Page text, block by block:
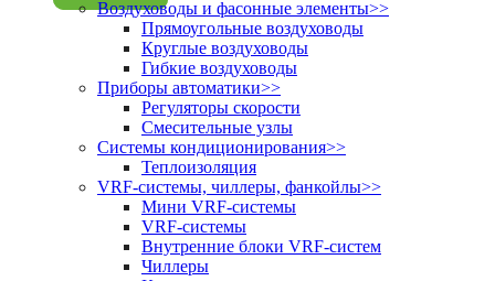
Воздуховоды и фасонные элементы>>
Прямоугольные воздуховоды
Круглые воздуховоды
Гибкие воздуховоды
Приборы автоматики>>
Регуляторы скорости
Смесительные узлы
Системы кондиционирования>>
Теплоизоляция
VRF-системы, чиллеры, фанкойлы>>
Мини VRF-системы
VRF-системы
Внутренние блоки VRF-систем
Чиллеры